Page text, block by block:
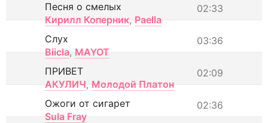
02:33
Песня о смелых
Кирилл Коперник, Paella
03:36
Слух
Biicla, MAYOT
02:09
ПРИВЕТ
АКУЛИЧ, Молодой Платон
02:36
Ожоги от сигарет
Sula Fray